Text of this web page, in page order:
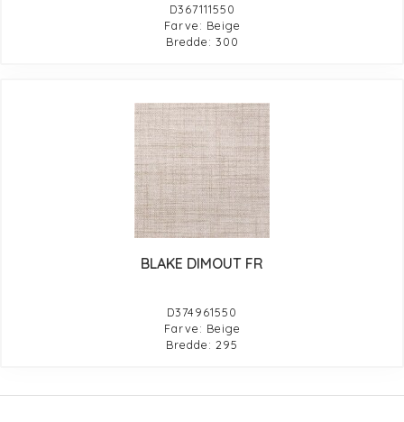
D367111550
Farve: Beige
Bredde: 300
BLAKE DIMOUT FR
D374961550
Farve: Beige
Bredde: 295